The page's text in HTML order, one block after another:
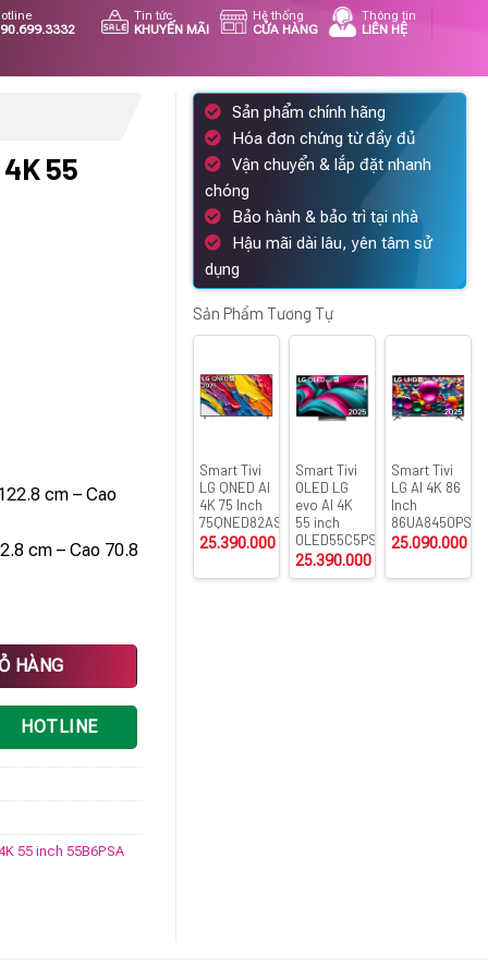
Tin tức
KHUYẾN MÃI
Hệ thống
CỬA HÀNG
Thông tin
LIÊN HỆ
4K 55
cm – Cao
cm – Cao 70.8
số lượng
HÀNG
HOTLINE
55 inch 55B6PSA
Sản phẩm chính hãng
Hóa đơn chứng từ đầy đủ
Vận chuyển & lắp đặt nhanh
chóng
Bảo hành & bảo trì tại nhà
Hậu mãi dài lâu, yên tâm sử
dụng
Sản Phẩm Tương Tự
Smart Tivi
LG QNED AI
4K 75 Inch
75QNED82ASA
25.390.000
Smart Tivi
OLED LG
evo AI 4K
55 inch
OLED55C5PSA
25.390.000
Smart Tivi
LG AI 4K 86
Inch
86UA8450PSA
25.090.000